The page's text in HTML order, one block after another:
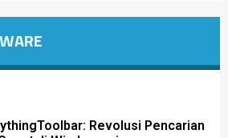
Revolusi Pencarian